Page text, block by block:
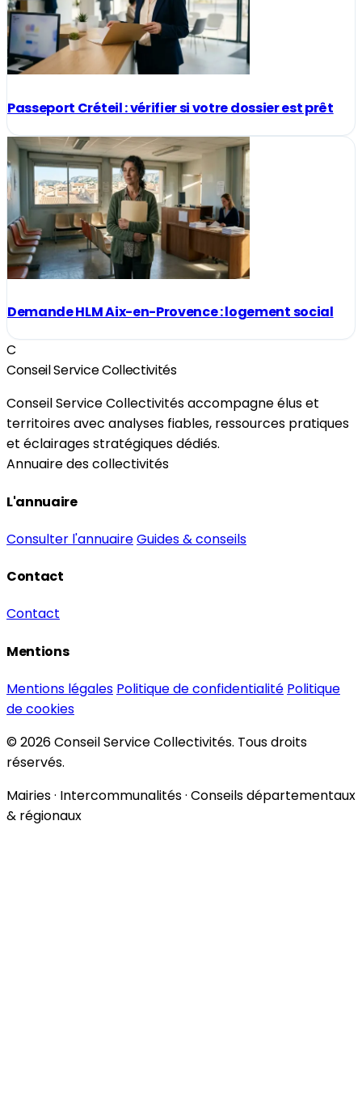
Passeport Créteil : vérifier si votre dossier est prêt
Demande HLM Aix-en-Provence : logement social
C
Conseil Service Collectivités
Conseil Service Collectivités accompagne élus et
territoires avec analyses fiables, ressources pratiques
et éclairages stratégiques dédiés.
Annuaire des collectivités
L'annuaire
Consulter l'annuaireGuides & conseils
Contact
Contact
Mentions
Mentions légales Politique de confidentialité Politique
de cookies
© 2026 Conseil Service Collectivités. Tous droits
réservés.
Mairies · Intercommunalités · Conseils départementaux
& régionaux